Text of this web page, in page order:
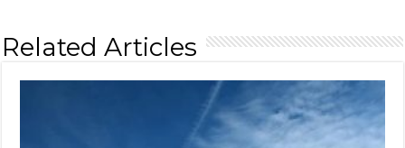
Related Articles